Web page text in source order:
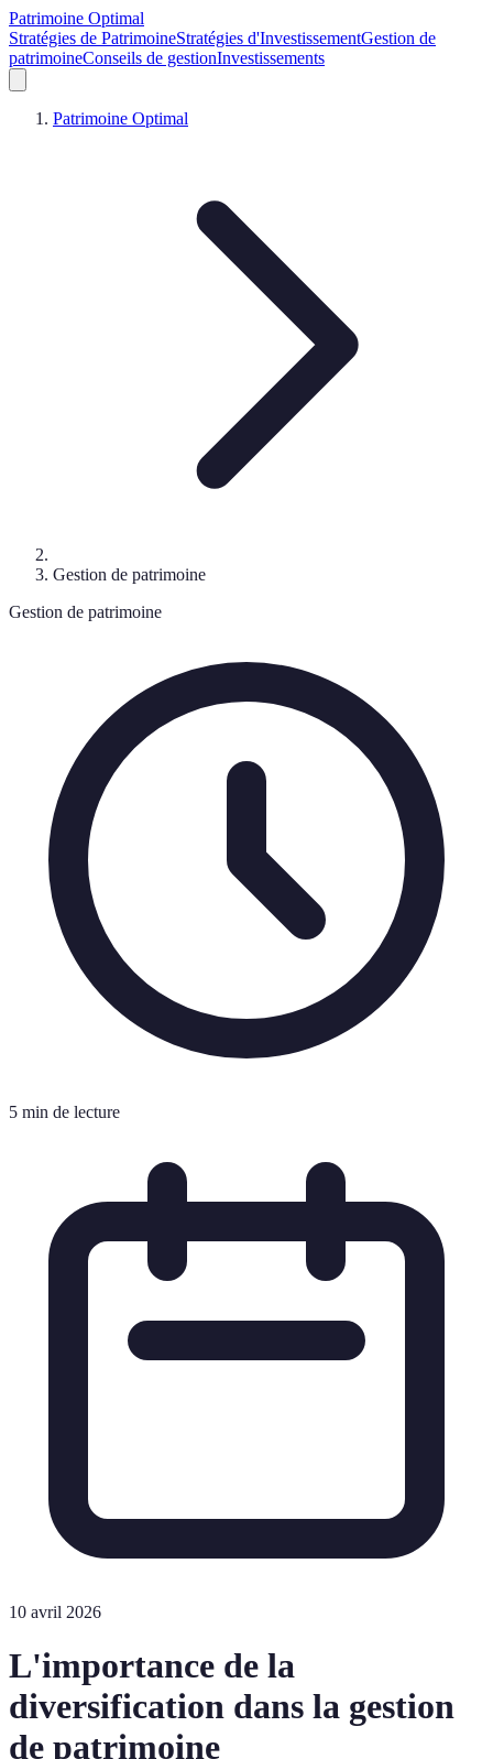
Patrimoine Optimal
Stratégies de PatrimoineStratégies d'InvestissementGestion de
patrimoineConseils de gestionInvestissements
Patrimoine Optimal
Gestion de patrimoine
Gestion de patrimoine
5 min de lecture
10 avril 2026
L'importance de la
diversification dans la gestion
de patrimoine